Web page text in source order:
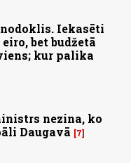
Iekasēti
bet budžetā
kur palika
nezina, ko
Daugavā
7